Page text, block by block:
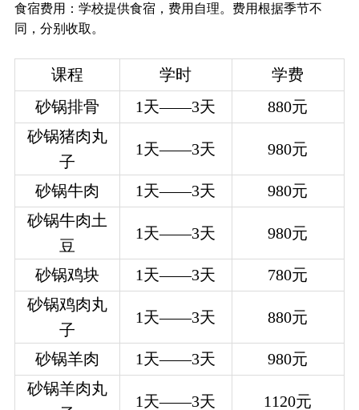
食宿费用： 学校提供食宿，费用自理。费用根据季节不
同，分别收取。
课程 学时
学费
砂锅排骨
1天——3天 880元
砂锅猪肉丸
子
1天——3天 980元
砂锅牛肉 1天——3天 980元
砂锅牛肉土
豆
1天——3天 980元
砂锅鸡块 1天——3天 780元
砂锅鸡肉丸
子
1天——3天 880元
砂锅羊肉 1天——3天 980元
砂锅羊肉丸
1天——3天 1120元